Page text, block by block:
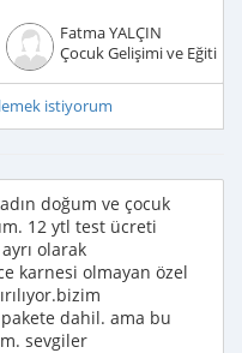
Fatma YALÇIN
Çocuk Gelişimi ve
istiyorum
doğum ve çocuk
12 ytl test ücreti
olarak
karnesi olmayan özel
dahil. ama bu
sevgiler